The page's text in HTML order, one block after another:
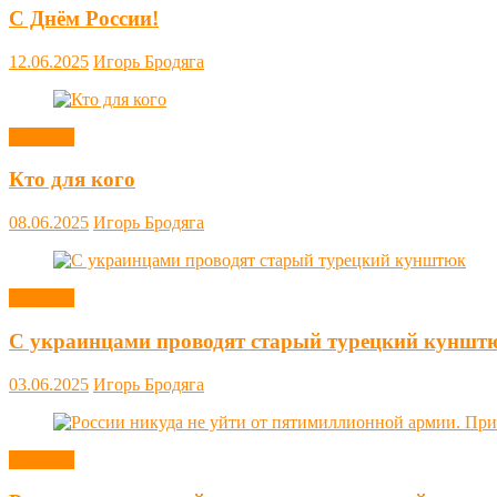
С Днём России!
12.06.2025 Игорь Бродяга
Кто для кого
08.06.2025 Игорь Бродяга
С украинцами проводят старый турецкий
03.06.2025 Игорь Бродяга